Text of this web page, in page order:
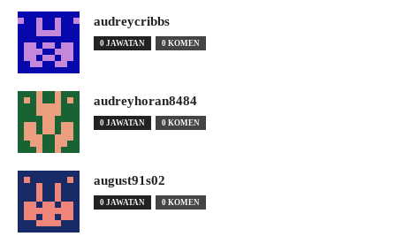
audreycribbs
0 JAWATAN 0 KOMEN
audreyhoran8484
0 JAWATAN 0 KOMEN
august91s02
0 JAWATAN 0 KOMEN